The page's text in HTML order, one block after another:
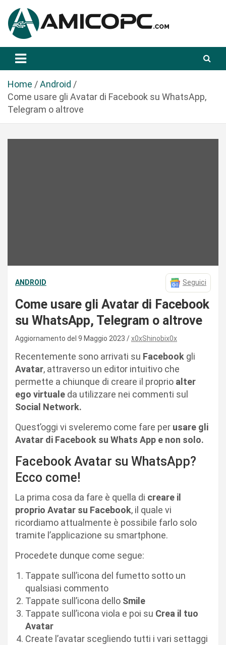
a
Amicopc.com
Home
Android
Come usare gli Avatar di Facebook su WhatsApp,
Telegram o altrove
ANDROID Seguici
Come usare gli Avatar di Facebook
su WhatsApp, Telegram o altrove
Aggiornamento del 9 Maggio 2023 x0xShinobix0x
Recentemente sono arrivati su Facebook gli
Avatar, attraverso un editor intuitivo che
permette a chiunque di creare il proprio alter
ego virtuale da utilizzare nei commenti sul
Social Network.
Quest’oggi vi sveleremo come fare per usare gli
Avatar di Facebook su Whats App e non solo.
Facebook Avatar su WhatsApp?
Ecco come!
La prima cosa da fare è quella di creare il
proprio Avatar su Facebook, il quale vi
ricordiamo attualmente è possibile farlo solo
tramite l’applicazione su smartphone.
Procedete dunque come segue:
Tappate sull’icona del fumetto sotto un
qualsiasi commento
Tappate sull’icona dello Smile
Tappate sull’icona viola e poi su Crea il tuo
Avatar
Create l’avatar scegliendo tutti i vari settaggi